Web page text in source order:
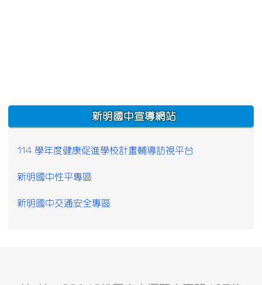
:::
新明國中宣導網站
114 學年度健康促進學校計畫輔導訪視平台
新明國中性平專區
新明國中交通安全專區